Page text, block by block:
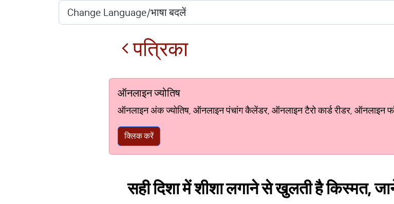
पत्रिका
ऑनलाइन ज्योतिष
ऑनलाइन अंक ज्योतिष, ऑनलाइन पंचांग कैलेंडर, ऑनलाइन टैरो कार्ड रीडर, ऑनलाइन
क्लिक करें
सही दिशा में शीशा लगाने से खुलती है किस्मत,